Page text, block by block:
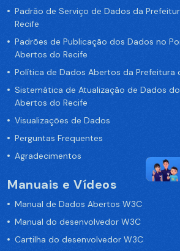
Padrão de Serviço de Dados da
Recife
Padrões de Publicação dos Dados no
Abertos do Recife
Política de Dados Abertos da Prefeitura
Sistemática de Atualização de Dados
Abertos do Recife
Visualizações de Dados
Perguntas Frequentes
Agradecimentos
Manuais e Vídeos
Manual de Dados Abertos W3C
Manual do desenvolvedor W3C
Cartilha do desenvolvedor W3C